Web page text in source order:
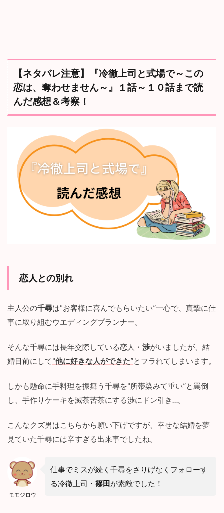
場
で
～
こ
の
、
奪
わ
せ
ん
～
の
展
を
予
想
3.1
千
尋
篠
が
高
式
げ
る
3.2
【ネタバレ注意】『冷徹上司と式場で～この
恋は、奪わせません～』１話～１０話まで読
んだ感想＆考察！
恋人との別れ
主人公の千尋は“お客様に喜んでもらいたい”一心で、真摯に仕
事に取り組むウエディングプランナー。
そんな千尋には長年交際している恋人・ 渉がいましたが、結
婚目前にして“他に好きな人ができた”とフラれてしまいます。
しかも懸命に手料理を振舞う千尋を“所帯染みて重い”と罵倒
し、手作りケーキを滅茶苦茶にする渉にドン引き…。
こんなクズ男はこちらから願い下げですが、幸せな結婚を夢
見ていた千尋には辛すぎる出来事でしたね。
モモジロウ
仕事でミスが続く千尋をさりげなくフォローす
る冷徹上司・ 篠田が素敵でした！